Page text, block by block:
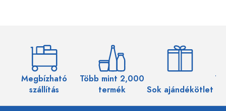
Megbízható
szállítás
Több mint 2,000
termék
Sok ajándékötlet